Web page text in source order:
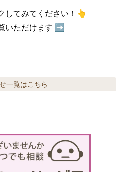
してみてください！👆
いただけます ➡️
一覧はこちら